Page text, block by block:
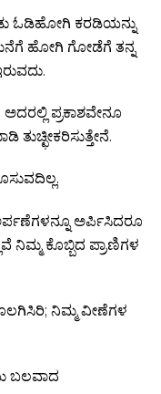
ಓಡಿಹೋಗಿ ಕರಡಿಯನ್ನು
ಹೋಗಿ ಗೋಡೆಗೆ ತನ್ನ
ಪ್ರಕಾಶವೇನೂ
ತುಚ್ಛೀಕರಿಸುತ್ತೇನೆ.
ಅರ್ಪಿಸಿದರೂ
ನಿಮ್ಮ ಕೊಬ್ಬಿದ ಪ್ರಾಣಿಗಳ
ನಿಮ್ಮ ವೀಣೆಗಳ
ಬಲವಾದ